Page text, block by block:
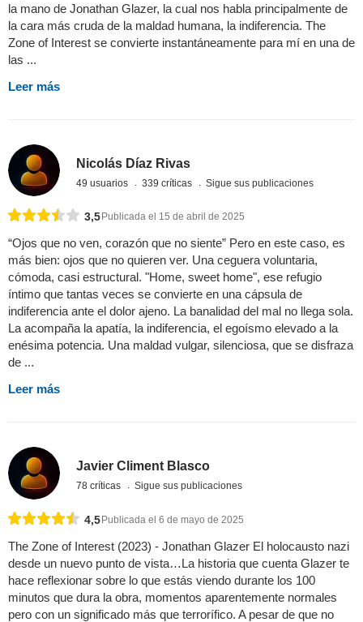
la mano de Jonathan Glazer, la cual nos habla principalmente de
la cara más cruda de la maldad humana, la indiferencia. The
Zone of Interest se convierte instantáneamente para mí en una de
las ...
Leer más
Nicolás Díaz Rivas
49 usuarios 339 críticas Sigue sus publicaciones
3,5 Publicada el 15 de abril de 2025
“Ojos que no ven, corazón que no siente” Pero en este caso, es
más bien: ojos que no quieren ver. Una ceguera voluntaria,
cómoda, casi estructural. "Home, sweet home", ese refugio
íntimo que tantas veces se convierte en una cápsula de
indiferencia ante el dolor ajeno. La banalidad del mal no llega sola.
La acompaña la apatía, la indiferencia, el egoísmo elevado a la
enésima potencia. Una maldad vulgar, silenciosa, que se disfraza
de ...
Leer más
Javier Climent Blasco
78 críticas Sigue sus publicaciones
4,5Publicada el 6 de mayo de 2025
The Zone of Interest (2023) - Jonathan Glazer El holocausto nazi
desde un nuevo punto de vista…La historia que cuenta Glazer te
hace reflexionar sobre lo que estás viendo durante los 100
minutos que dura la obra, momentos aparentemente normales
pero con un significado más que terrorífico. A pesar de que no